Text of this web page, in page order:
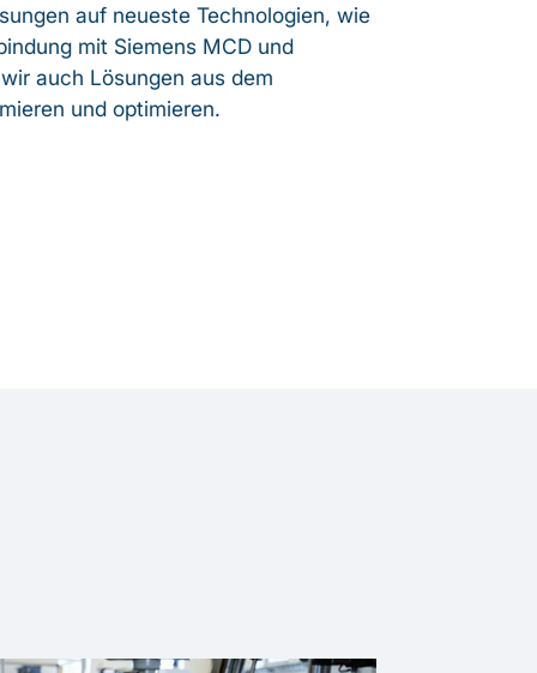
auf neueste Technologien, wie
mit Siemens MCD und
auch Lösungen aus dem
und optimieren.